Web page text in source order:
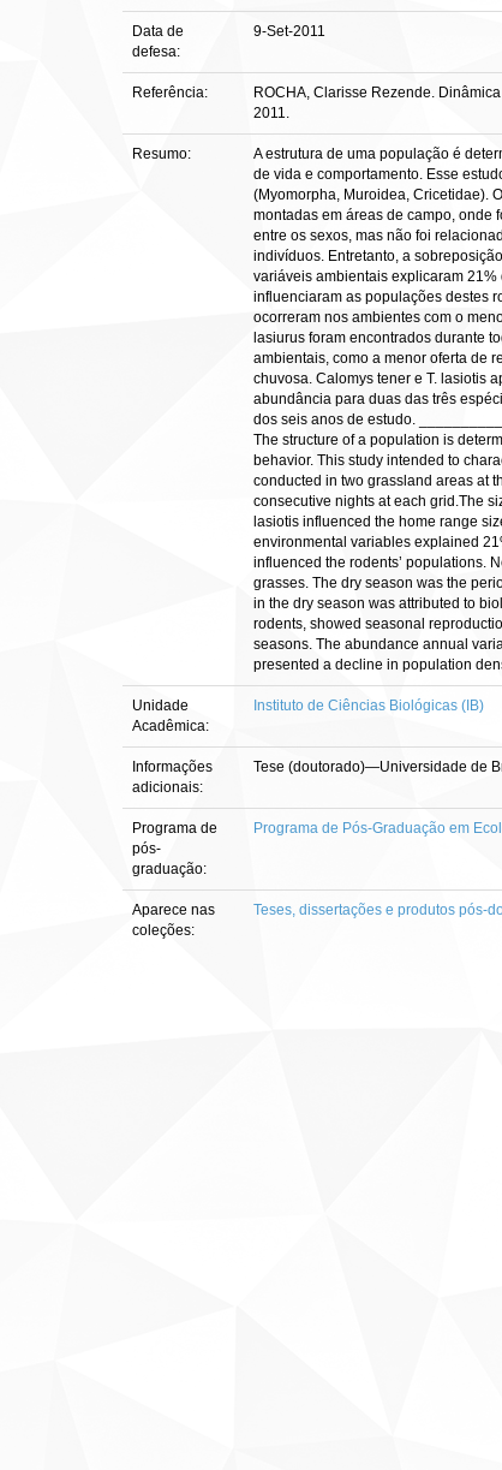
Data de
defesa:
9-Set-2011
Referência:
ROCHA, Clarisse Rezende.
2011.
Resumo:
A estrutura de uma população é
de vida e comportamento. Esse
(Myomorpha, Muroidea, Cricetidae).
montadas em áreas de campo, onde
entre os sexos, mas não foi
indivíduos. Entretanto, a
variáveis ambientais explicaram
influenciaram as populações destes
ocorreram nos ambientes com o
lasiurus foram encontrados durante
ambientais, como a menor oferta de
chuvosa. Calomys tener e T. lasiotis
abundância para duas das três
dos seis anos de estudo.
The structure of a population is
behavior. This study intended to
conducted in two grassland areas at
consecutive nights at each grid.The
lasiotis influenced the home range
environmental variables explained
influenced the rodents’ populations.
grasses. The dry season was the
in the dry season was attributed to
rodents, showed seasonal
seasons. The abundance annual
presented a decline in population
Unidade
Acadêmica:
Instituto de Ciências Biológicas (IB)
Informações
adicionais:
Tese (doutorado)—Universidade de
Programa de
pós-
graduação:
Programa de Pós-Graduação em
Aparece nas
coleções:
Teses, dissertações e produtos pós-